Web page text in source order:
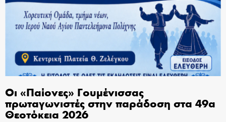
Οι «Παίονες» Γουμένισσας
πρωταγωνιστές στην παράδοση στα 49α
Θεοτόκεια 2026